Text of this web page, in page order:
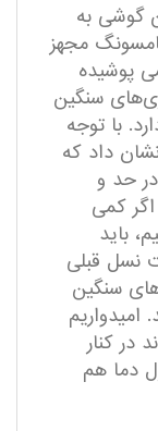
گوشی به
اختصاصی سامسونگ مجهز
پوشیده
سنگین
با توجه
داد که
حد و
اگر کمی
باید
نسل قبلی
سنگین
امیدواریم
در کنار
دما هم